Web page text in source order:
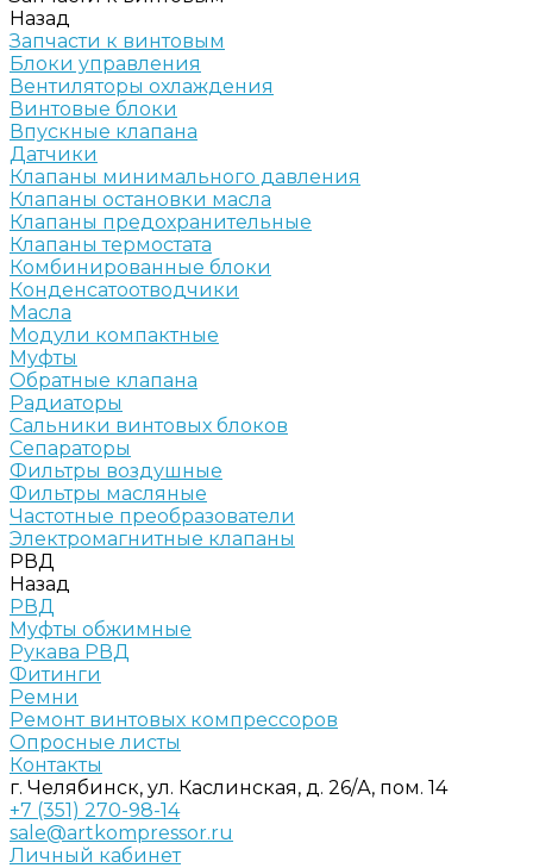
Назад
Запчасти к винтовым
Блоки управления
Вентиляторы охлаждения
Винтовые блоки
Впускные клапана
Датчики
Клапаны минимального давления
Клапаны остановки масла
Клапаны предохранительные
Клапаны термостата
Комбинированные блоки
Конденсатоотводчики
Масла
Модули компактные
Муфты
Обратные клапана
Радиаторы
Сальники винтовых блоков
Сепараторы
Фильтры воздушные
Фильтры масляные
Частотные преобразователи
Электромагнитные клапаны
РВД
Назад
РВД
Муфты обжимные
Рукава РВД
Фитинги
Ремни
Ремонт винтовых компрессоров
Опросные листы
Контакты
г. Челябинск, ул. Каслинская, д. 26/А, пом. 14
+7 (351) 270-98-14
sale@artkompressor.ru
Личный кабинет